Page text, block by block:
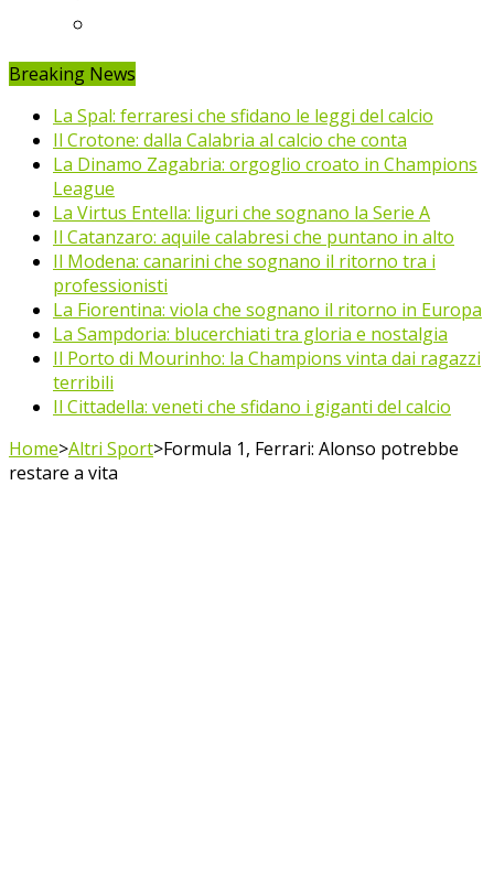
Breaking News
La Spal: ferraresi che sfidano le leggi del calcio
Il Crotone: dalla Calabria al calcio che conta
La Dinamo Zagabria: orgoglio croato in Champions
League
La Virtus Entella: liguri che sognano la Serie A
Il Catanzaro: aquile calabresi che puntano in alto
Il Modena: canarini che sognano il ritorno tra i
professionisti
La Fiorentina: viola che sognano il ritorno in Europa
La Sampdoria: blucerchiati tra gloria e nostalgia
Il Porto di Mourinho: la Champions vinta dai ragazzi
terribili
Il Cittadella: veneti che sfidano i giganti del calcio
Home>Altri Sport>Formula 1, Ferrari: Alonso potrebbe
restare a vita